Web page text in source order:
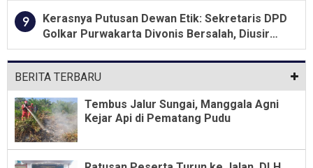
9
Kerasnya Putusan Dewan Etik: Sekretaris DPD
Golkar Purwakarta Divonis Bersalah, Diusir
Dari Jabatan Selama Empat Tahun
BERITA TERBARU
Tembus Jalur Sungai, Manggala Agni
Kejar Api di Pematang Pudu